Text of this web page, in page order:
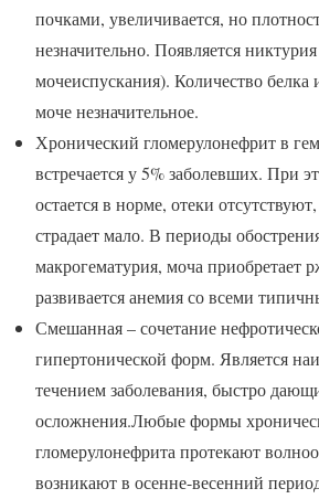
почками, увеличивается, но
незначительно. Появляется
мочеиспускания). Количество белка
моче незначительное.
Хронический гломерулонефрит в
встречается у 5% заболевших. При
остается в норме, отеки
страдает мало. В периоды
макрогематурия, моча приобретает
развивается анемия со всеми
Смешанная – сочетание
гипертонической форм. Является
течением заболевания, быстро
осложнения.Любые формы
гломерулонефрита протекают
возникают в осенне-весенний